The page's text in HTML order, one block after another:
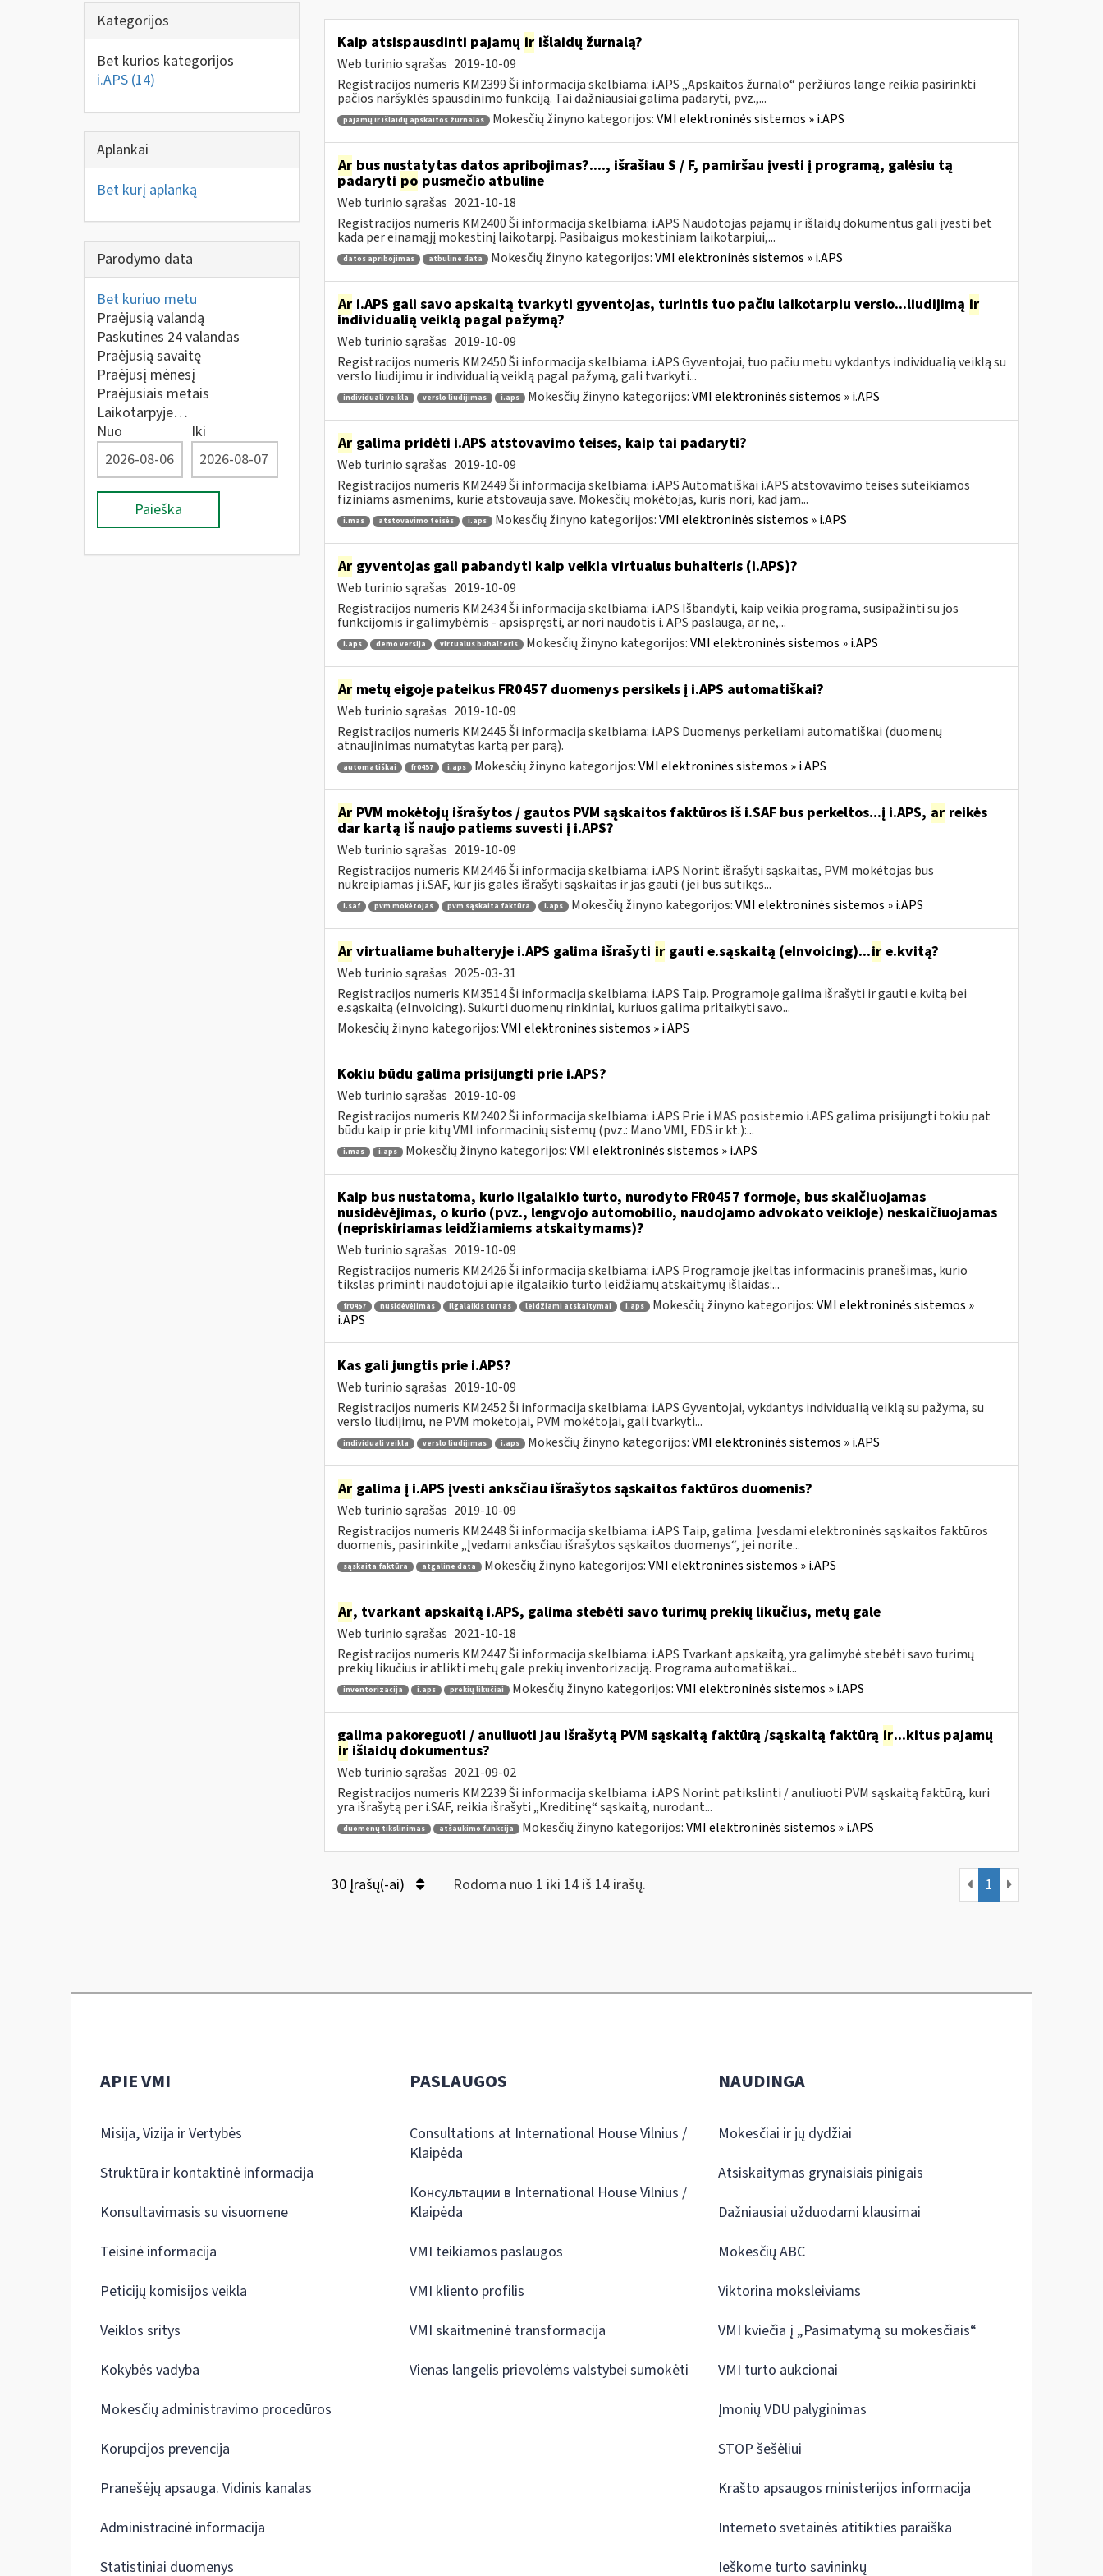
Kategorijos
Bet kurios kategorijos
i.APS (14)
Aplankai
Bet kurį aplanką
Parodymo data
Bet kuriuo metu
Praėjusią valandą
Paskutines 24 valandas
Praėjusią savaitę
Praėjusį mėnesį
Praėjusiais metais
Laikotarpyje…
Nuo
Iki
Paieška
Kaip atsispausdinti pajamų irišlaidų žurnalą?
Web turinio sąrašas 2019-10-09
Registracijos numeris KM2399 Ši informacija skelbiama: i.APS „Apskaitos žurnalo“ peržiūros lange reikia pasirinkti
pačios naršyklės spausdinimo funkciją. Tai dažniausiai galima padaryti, pvz.,...
pajamų ir išlaidų apskaitos žurnalas Mokesčių žinyno kategorijos:VMI elektroninės sistemos » i.APS
Arbus nustatytas datos apribojimas?...., išrašiau S / F, pamiršau įvesti į programą, galėsiu tą
padaryti po pusmečio atbuline
Web turinio sąrašas 2021-10-18
Registracijos numeris KM2400 Ši informacija skelbiama: i.APS Naudotojas pajamų ir išlaidų dokumentus gali įvesti bet
kada per einamąjį mokestinį laikotarpį. Pasibaigus mokestiniam laikotarpiui,...
datos apribojimas atbuline data Mokesčių žinyno kategorijos:VMI elektroninės sistemos » i.APS
Ari.APS gali savo apskaitą tvarkyti gyventojas, turintis tuo pačiu laikotarpiu verslo...liudijimą ir
individualią veiklą pagal pažymą?
Web turinio sąrašas 2019-10-09
Registracijos numeris KM2450 Ši informacija skelbiama: i.APS Gyventojai, tuo pačiu metu vykdantys individualią veiklą su
verslo liudijimu ir individualią veiklą pagal pažymą, gali tvarkyti...
individuali veikla verslo liudijimas i.aps Mokesčių žinyno kategorijos:VMI elektroninės sistemos » i.APS
Argalima pridėti i.APS atstovavimo teises, kaip tai padaryti?
Web turinio sąrašas 2019-10-09
Registracijos numeris KM2449 Ši informacija skelbiama: i.APS Automatiškai i.APS atstovavimo teisės suteikiamos
fiziniams asmenims, kurie atstovauja save. Mokesčių mokėtojas, kuris nori, kad jam...
i.mas atstovavimo teisės i.aps Mokesčių žinyno kategorijos:VMI elektroninės sistemos » i.APS
Argyventojas gali pabandyti kaip veikia virtualus buhalteris (i.APS)?
Web turinio sąrašas 2019-10-09
Registracijos numeris KM2434 Ši informacija skelbiama: i.APS Išbandyti, kaip veikia programa, susipažinti su jos
funkcijomis ir galimybėmis - apsispręsti, ar nori naudotis i. APS paslauga, ar ne,...
i.aps demo versija virtualus buhalteris Mokesčių žinyno kategorijos:VMI elektroninės sistemos » i.APS
Armetų eigoje pateikus FR0457 duomenys persikels į i.APS automatiškai?
Web turinio sąrašas 2019-10-09
Registracijos numeris KM2445 Ši informacija skelbiama: i.APS Duomenys perkeliami automatiškai (duomenų
atnaujinimas numatytas kartą per parą).
automatiškai fr0457 i.aps Mokesčių žinyno kategorijos:VMI elektroninės sistemos » i.APS
ArPVM mokėtojų išrašytos / gautos PVM sąskaitos faktūros iš i.SAF bus perkeltos...į i.APS, arreikės
dar kartą iš naujo patiems suvesti į i.APS?
Web turinio sąrašas 2019-10-09
Registracijos numeris KM2446 Ši informacija skelbiama: i.APS Norint išrašyti sąskaitas, PVM mokėtojas bus
nukreipiamas į i.SAF, kur jis galės išrašyti sąskaitas ir jas gauti (jei bus sutikęs...
i.saf pvm mokėtojas pvm sąskaita faktūra i.aps Mokesčių žinyno kategorijos:VMI elektroninės sistemos » i.APS
Arvirtualiame buhalteryje i.APS galima išrašyti irgauti e.sąskaitą (eInvoicing)...ire.kvitą?
Web turinio sąrašas 2025-03-31
Registracijos numeris KM3514 Ši informacija skelbiama: i.APS Taip. Programoje galima išrašyti ir gauti e.kvitą bei
e.sąskaitą (eInvoicing). Sukurti duomenų rinkiniai, kuriuos galima pritaikyti savo...
Mokesčių žinyno kategorijos:VMI elektroninės sistemos » i.APS
Kokiu būdu galima prisijungti prie i.APS?
Web turinio sąrašas 2019-10-09
Registracijos numeris KM2402 Ši informacija skelbiama: i.APS Prie i.MAS posistemio i.APS galima prisijungti tokiu pat
būdu kaip ir prie kitų VMI informacinių sistemų (pvz.: Mano VMI, EDS ir kt.):...
i.mas i.aps Mokesčių žinyno kategorijos:VMI elektroninės sistemos » i.APS
Kaip bus nustatoma, kurio ilgalaikio turto, nurodyto FR0457 formoje, bus skaičiuojamas
nusidėvėjimas, o kurio (pvz., lengvojo automobilio, naudojamo advokato veikloje) neskaičiuojamas
(nepriskiriamas leidžiamiems atskaitymams)?
Web turinio sąrašas 2019-10-09
Registracijos numeris KM2426 Ši informacija skelbiama: i.APS Programoje įkeltas informacinis pranešimas, kurio
tikslas priminti naudotojui apie ilgalaikio turto leidžiamų atskaitymų išlaidas:...
fr0457 nusidėvėjimas ilgalaikis turtas leidžiami atskaitymai i.aps Mokesčių žinyno kategorijos:VMI elektroninės sistemos »
i.APS
Kas gali jungtis prie i.APS?
Web turinio sąrašas 2019-10-09
Registracijos numeris KM2452 Ši informacija skelbiama: i.APS Gyventojai, vykdantys individualią veiklą su pažyma, su
verslo liudijimu, ne PVM mokėtojai, PVM mokėtojai, gali tvarkyti...
individuali veikla verslo liudijimas i.aps Mokesčių žinyno kategorijos:VMI elektroninės sistemos » i.APS
Argalima į i.APS įvesti anksčiau išrašytos sąskaitos faktūros duomenis?
Web turinio sąrašas 2019-10-09
Registracijos numeris KM2448 Ši informacija skelbiama: i.APS Taip, galima. Įvesdami elektroninės sąskaitos faktūros
duomenis, pasirinkite „Įvedami anksčiau išrašytos sąskaitos duomenys“, jei norite...
sąskaita faktūra atgaline data Mokesčių žinyno kategorijos:VMI elektroninės sistemos » i.APS
Ar, tvarkant apskaitą i.APS, galima stebėti savo turimų prekių likučius, metų gale
Web turinio sąrašas 2021-10-18
Registracijos numeris KM2447 Ši informacija skelbiama: i.APS Tvarkant apskaitą, yra galimybė stebėti savo turimų
prekių likučius ir atlikti metų gale prekių inventorizaciją. Programa automatiškai...
inventorizacija i.aps prekių likučiai Mokesčių žinyno kategorijos:VMI elektroninės sistemos » i.APS
galima pakoreguoti / anuliuoti jau išrašytą PVM sąskaitą faktūrą /sąskaitą faktūrą ir...kitus pajamų
irišlaidų dokumentus?
Web turinio sąrašas 2021-09-02
Registracijos numeris KM2239 Ši informacija skelbiama: i.APS Norint patikslinti / anuliuoti PVM sąskaitą faktūrą, kuri
yra išrašytą per i.SAF, reikia išrašyti „Kreditinę“ sąskaitą, nurodant...
duomenų tikslinimas atšaukimo funkcija Mokesčių žinyno kategorijos:VMI elektroninės sistemos » i.APS
30 Įrašų(-ai) Rodoma nuo 1 iki 14 iš 14 irašų. 1
APIE VMI
Misija, Vizija ir Vertybės
Struktūra ir kontaktinė informacija
Konsultavimasis su visuomene
Teisinė informacija
Peticijų komisijos veikla
Veiklos sritys
Kokybės vadyba
Mokesčių administravimo procedūros
Korupcijos prevencija
Pranešėjų apsauga. Vidinis kanalas
Administracinė informacija
Statistiniai duomenys
PASLAUGOS
Consultations at International House Vilnius /
Klaipėda
Консультации в International House Vilnius /
Klaipėda
VMI teikiamos paslaugos
VMI kliento profilis
VMI skaitmeninė transformacija
Vienas langelis prievolėms valstybei sumokėti
NAUDINGA
Mokesčiai ir jų dydžiai
Atsiskaitymas grynaisiais pinigais
Dažniausiai užduodami klausimai
Mokesčių ABC
Viktorina moksleiviams
VMI kviečia į „Pasimatymą su mokesčiais“
VMI turto aukcionai
Įmonių VDU palyginimas
STOP šešėliui
Krašto apsaugos ministerijos informacija
Interneto svetainės atitikties paraiška
Ieškome turto savininkų